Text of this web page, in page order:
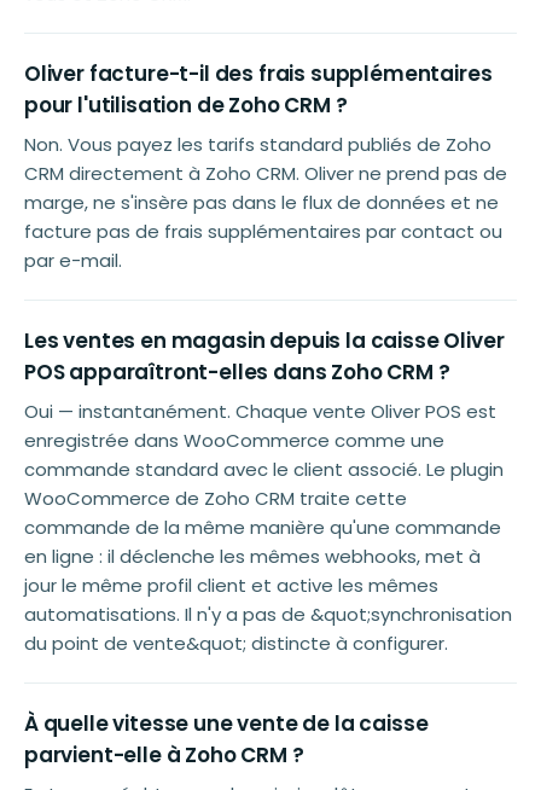
Oliver facture-t-il des frais supplémentaires
pour l'utilisation de Zoho CRM ?
Non. Vous payez les tarifs standard publiés de Zoho
CRM directement à Zoho CRM. Oliver ne prend pas de
marge, ne s'insère pas dans le flux de données et ne
facture pas de frais supplémentaires par contact ou
par e-mail.
Les ventes en magasin depuis la caisse Oliver
POS apparaîtront-elles dans Zoho CRM ?
Oui — instantanément. Chaque vente Oliver POS est
enregistrée dans WooCommerce comme une
commande standard avec le client associé. Le plugin
WooCommerce de Zoho CRM traite cette
commande de la même manière qu'une commande
en ligne : il déclenche les mêmes webhooks, met à
jour le même profil client et active les mêmes
automatisations. Il n'y a pas de &quot;synchronisation
du point de vente&quot; distincte à configurer.
À quelle vitesse une vente de la caisse
parvient-elle à Zoho CRM ?